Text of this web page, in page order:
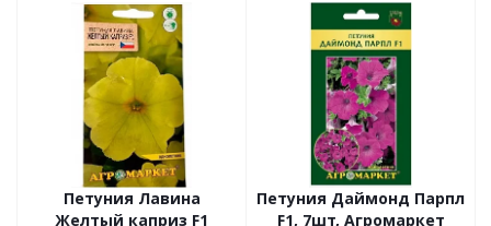
Петуния Лавина
Желтый каприз F1
Петуния Даймонд Парпл
F1, 7шт, Агромаркет